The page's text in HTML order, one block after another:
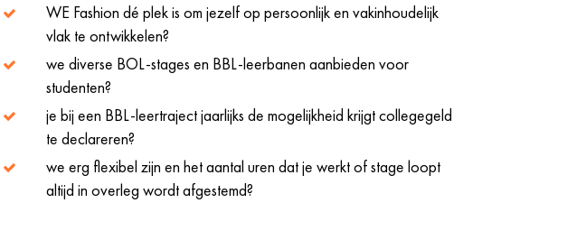
WE Fashion dé plek is om jezelf op persoonlijk en vakinhoudelijk
vlak te ontwikkelen?
we diverse BOL-stages en BBL-leerbanen aanbieden voor
studenten?
je bij een BBL-leertraject jaarlijks de mogelijkheid krijgt collegegeld
te declareren?
we erg flexibel zijn en het aantal uren dat je werkt of stage loopt
altijd in overleg wordt afgestemd?